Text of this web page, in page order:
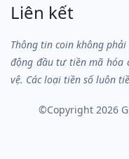
Liên kết
Thông tin coin không
động đầu tư tiền mã hóa
vệ. Các loại tiền số luôn
©Copyright 2026